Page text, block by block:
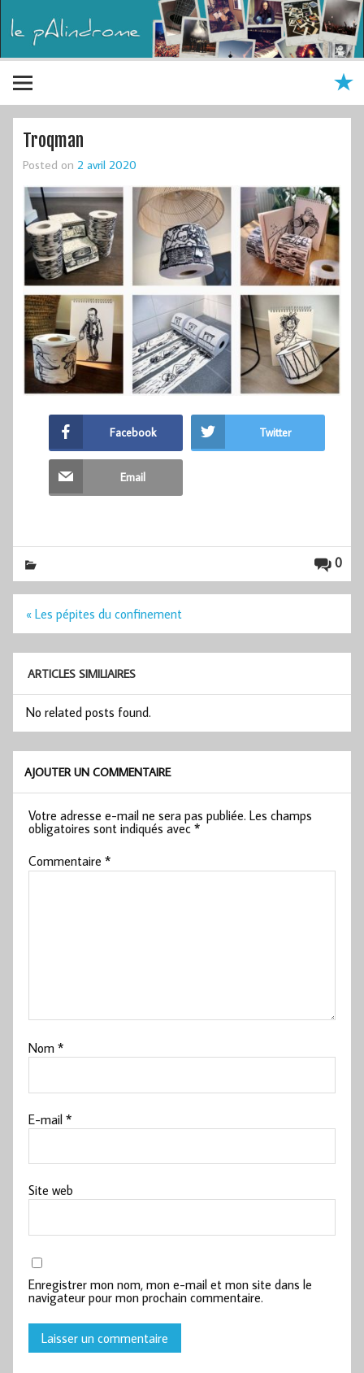
Troqman
Posted on 2 avril 2020
Facebook Twitter
Email
0
Navigation
l’article
« Les pépites du confinement
ARTICLES SIMILIAIRES
No related posts found.
AJOUTER UN COMMENTAIRE
Votre adresse e-mail ne sera pas publiée. Les champs
obligatoires sont indiqués avec*
Commentaire*
Nom*
E-mail*
Site web
Enregistrer mon nom, mon e-mail et mon site dans le
navigateur pour mon prochain commentaire.